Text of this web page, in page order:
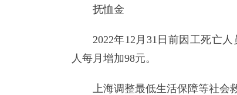
抚恤金
2022年12月31日前因工死亡
人每月增加98元。
上海调整最低生活保障等社会